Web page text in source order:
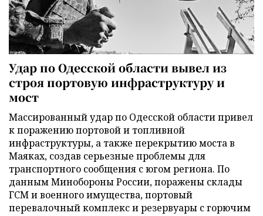
Удар по Одесской области вывел из
строя портовую инфраструктуру и
мост
Массированный удар по Одесской области привел
к поражению портовой и топливной
инфраструктуры, а также перекрытию моста в
Маяках, создав серьезные проблемы для
транспортного сообщения с югом региона. По
данным Минобороны России, поражены склады
ГСМ и военного имущества, портовый
перевалочный комплекс и резервуары с горючим